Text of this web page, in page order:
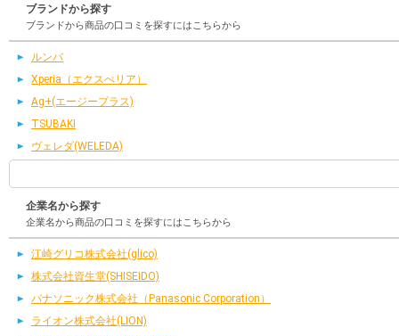
ブランドから探す
ブランドから商品の口コミを探すにはこちらから
ルンバ
Xperia（エクスぺリア）
Ag+(エージープラス)
TSUBAKI
ヴェレダ(WELEDA)
企業名から探す
企業名から商品の口コミを探すにはこちらから
江崎グリコ株式会社(glico)
株式会社資生堂(SHISEIDO)
パナソニック株式会社（Panasonic Corporation）
ライオン株式会社(LION)